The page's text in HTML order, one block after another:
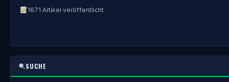
1671 Artikel veröffentlicht
SUCHE